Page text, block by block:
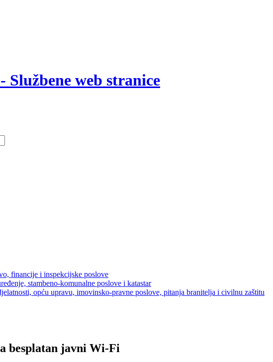
Službene web stranice
financije i inspekcijske poslove
stambeno-komunalne poslove i katastar
opću upravu, imovinsko-pravne poslove, pitanja branitelja i civilnu zaštitu
besplatan javni Wi-Fi